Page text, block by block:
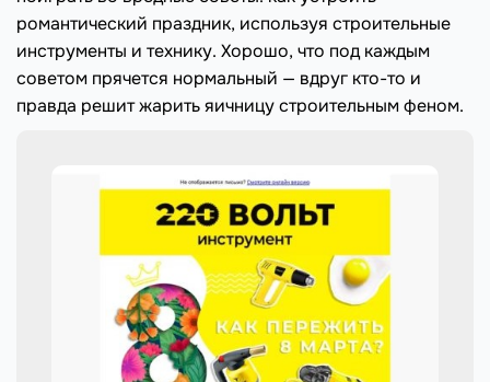
романтический праздник, используя строительные
инструменты и технику. Хорошо, что под каждым
советом прячется нормальный — вдруг кто-то и
правда решит жарить яичницу строительным феном.